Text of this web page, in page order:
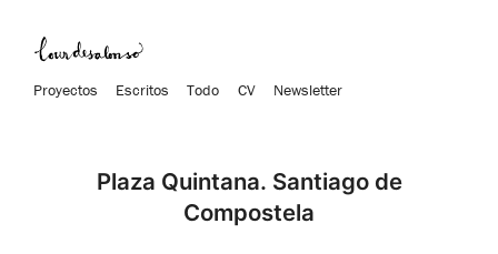
Proyectos Escritos Todo CV Newsletter
Plaza Quintana. Santiago de
Compostela